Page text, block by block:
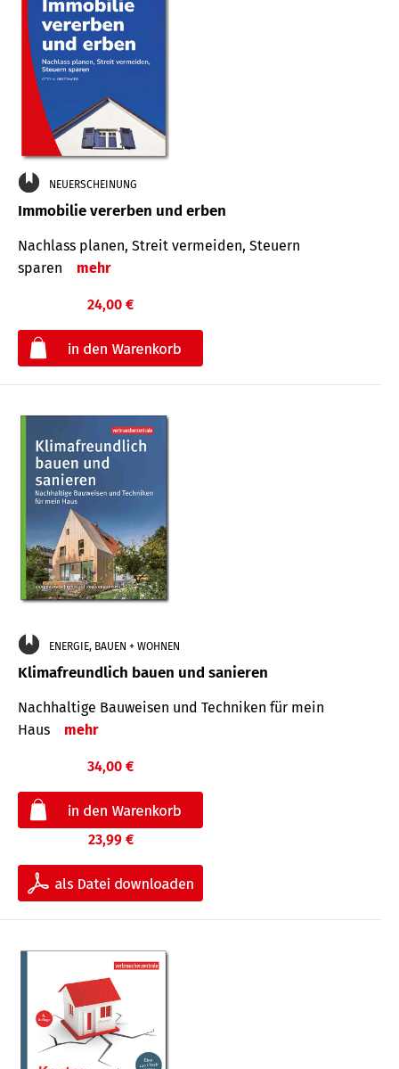
NEUERSCHEINUNG
Immobilie vererben und erben
Nachlass planen, Streit vermeiden, Steuern
sparen
mehr
24,00 €
ENERGIE, BAUEN + WOHNEN
Klimafreundlich bauen und sanieren
Nachhaltige Bauweisen und Techniken für mein
Haus
mehr
34,00 €
23,99 €